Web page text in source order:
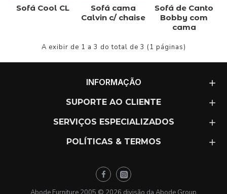
Sofá Cool CL
Sofá cama
Calvin c/ chaise
Sofá de Canto
Bobby com
cama
A exibir de 1 a 3 do total de 3 (1 páginas)
INFORMAÇÃO
SUPORTE AO CLIENTE
SERVIÇOS ESPECIALIZADOS
POLÍTICAS & TERMOS